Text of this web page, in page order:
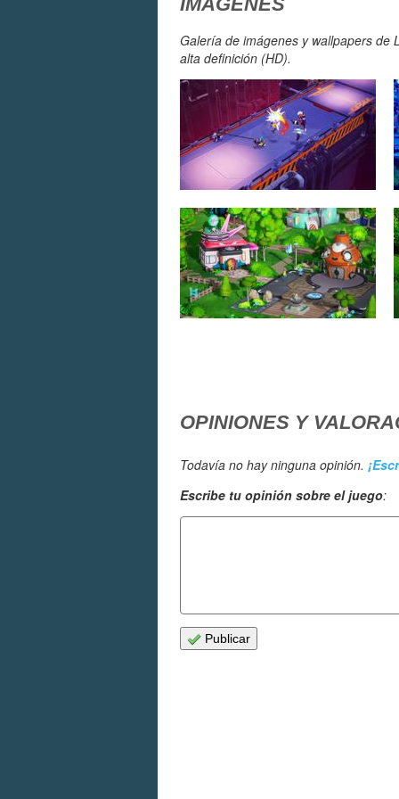
Galería de imágenes y wallpapers de
alta definición (HD).
OPINIONES Y
Todavía no hay ninguna opinión.
Escribe tu opinión sobre el juego:
Publicar